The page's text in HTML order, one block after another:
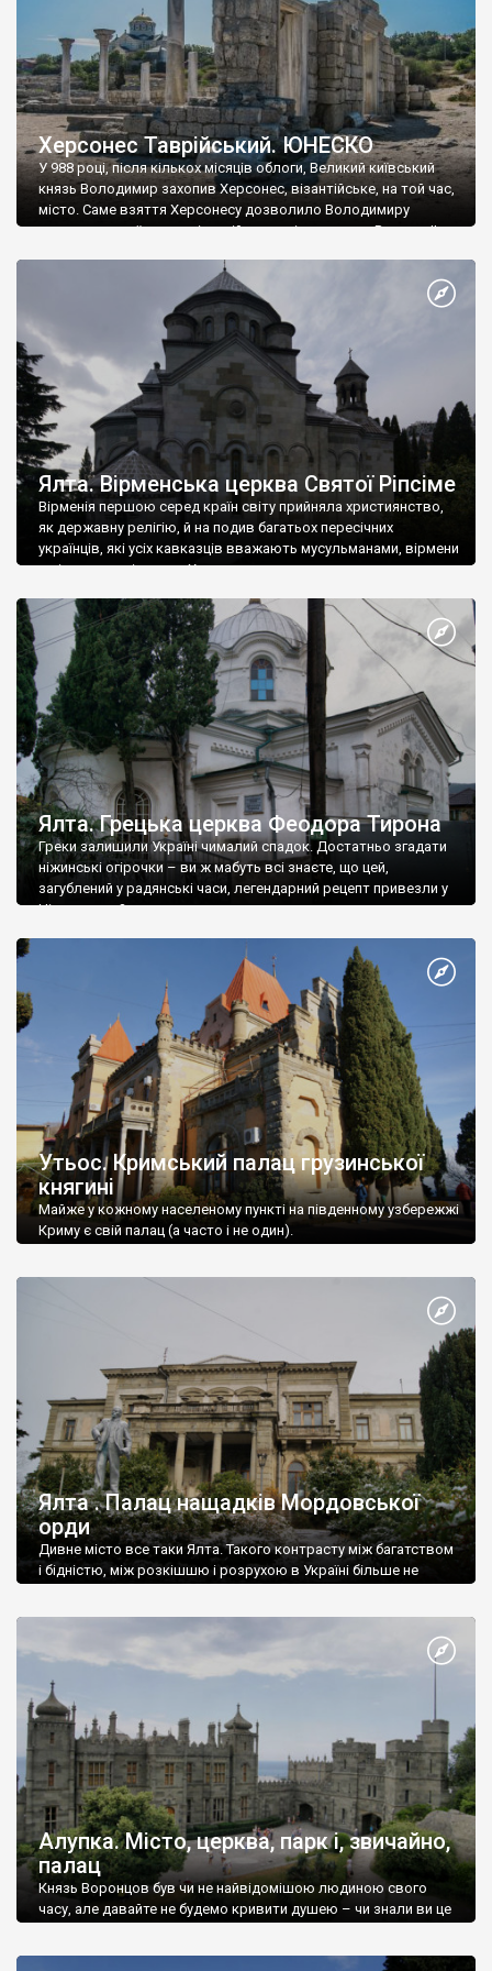
Херсонес Таврійський. ЮНЕСКО
У 988 році, після кількох місяців облоги, Великий київський
князь Володимир захопив Херсонес, візантійське, на той час,
місто. Саме взяття Херсонесу дозволило Володимиру
диктувати свої умови візантійському імператору Василю ІІ, та
Херсонесі Володимир-язичник, став Василем-християнином.
А потім було Хрещення Русі. На честь Херсонесу Таврійського
Ялта. Вірменська церква Святої Ріпсіме
Вірменія першою серед країн світу прийняла християнство,
як державну релігію, й на подив багатьох пересічних
українців, які усіх кавказців вважають мусульманами, вірмени
є відданими вірянами Христа
Ялта. Грецька церква Феодора Тирона
Греки залишили Україні чималий спадок. Достатньо згадати
ніжинські огірочки – ви ж мабуть всі знаєте, що цей,
загублений у радянські часи, легендарний рецепт привезли у
Ніжин греки?
Утьос. Кримський палац грузинської
княгині
Майже у кожному населеному пункті на південному узбережжі
Криму є свій палац (а часто і не один).
Ялта . Палац нащадків Мордовської
орди
Дивне місто все таки Ялта. Такого контрасту між багатством
і бідністю, між розкішшю і розрухою в Україні більше не
Алупка. Місто, церква, парк і, звичайно,
палац
Князь Воронцов був чи не найвідомішою людиною свого
часу, але давайте не будемо кривити душею – чи знали ви це